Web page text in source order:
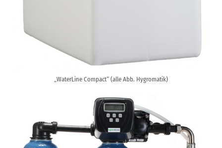
„WaterLine Compact“ (alle Abb. Hygromatik)